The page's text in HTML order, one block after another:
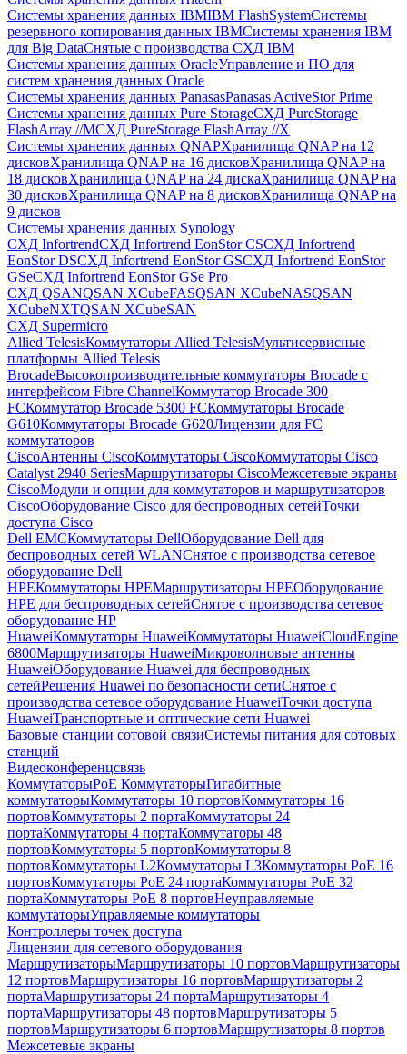
Системы хранения данных IBMIBM FlashSystemСистемы
резервного копирования данных IBMСистемы хранения IBM
для Big DataСнятые с производства СХД IBM
Системы хранения данных OracleУправление и ПО для
систем хранения данных Oracle
Системы хранения данных PanasasPanasas ActiveStor Prime
Системы хранения данных Pure StorageСХД PureStorage
FlashArray //MСХД PureStorage FlashArray //X
Системы хранения данных QNAPХранилища QNAP на 12
дисковХранилища QNAP на 16 дисковХранилища QNAP на
18 дисковХранилища QNAP на 24 дискаХранилища QNAP на
30 дисковХранилища QNAP на 8 дисковХранилища QNAP на
9 дисков
Системы хранения данных Synology
СХД InfortrendСХД Infortrend EonStor CSСХД Infortrend
EonStor DSСХД Infortrend EonStor GSСХД Infortrend EonStor
GSeСХД Infortrend EonStor GSe Pro
СХД QSANQSAN XCubeFASQSAN XCubeNASQSAN
XCubeNXTQSAN XCubeSAN
СХД Supermicro
Allied TelesisКоммутаторы Allied TelesisМультисервисные
платформы Allied Telesis
BrocadeВысокопроизводительные коммутаторы Brocade с
интерфейсом Fibre ChannelКоммутатор Brocade 300
FCКоммутатор Brocade 5300 FCКоммутаторы Brocade
G610Коммутаторы Brocade G620Лицензии для FC
коммутаторов
CiscoАнтенны CiscoКоммутаторы CiscoКоммутаторы Cisco
Catalyst 2940 SeriesМаршрутизаторы CiscoМежсетевые экраны
CiscoМодули и опции для коммутаторов и маршрутизаторов
CiscoОборудование Cisco для беспроводных сетейТочки
доступа Cisco
Dell EMCКоммутаторы DellОборудование Dell для
беспроводных сетей WLANСнятое с производства сетевое
оборудование Dell
HPEКоммутаторы HPEМаршрутизаторы HPEОборудование
HPE для беспроводных сетейСнятое с производства сетевое
оборудование HP
HuaweiКоммутаторы HuaweiКоммутаторы HuaweiCloudEngine
6800Маршрутизаторы HuaweiМикроволновые антенны
HuaweiОборудование Huawei для беспроводных
сетейРешения Huawei по безопасности сетиСнятое с
производства сетевое оборудование HuaweiТочки доступа
HuaweiТранспортные и оптические сети Huawei
Базовые станции сотовой связиСистемы питания для сотовых
станций
Видеоконференцсвязь
КоммутаторыPoE КоммутаторыГигабитные
коммутаторыКоммутаторы 10 портовКоммутаторы 16
портовКоммутаторы 2 портаКоммутаторы 24
портаКоммутаторы 4 портаКоммутаторы 48
портовКоммутаторы 5 портовКоммутаторы 8
портовКоммутаторы L2Коммутаторы L3Коммутаторы PoE 16
портовКоммутаторы PoE 24 портаКоммутаторы PoE 32
портаКоммутаторы PoE 8 портовНеуправляемые
коммутаторыУправляемые коммутаторы
Контроллеры точек доступа
Лицензии для сетевого оборудования
МаршрутизаторыМаршрутизаторы 10 портовМаршрутизаторы
12 портовМаршрутизаторы 16 портовМаршрутизаторы 2
портаМаршрутизаторы 24 портаМаршрутизаторы 4
портаМаршрутизаторы 48 портовМаршрутизаторы 5
портовМаршрутизаторы 6 портовМаршрутизаторы 8 портов
Межсетевые экраны